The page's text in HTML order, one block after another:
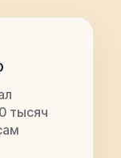
тысяч